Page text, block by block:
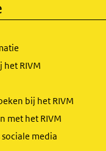
het RIVM
bij het RIVM
met het RIVM
sociale media